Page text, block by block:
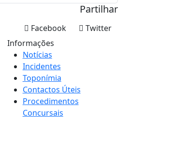
Partilhar
Twitter
Facebook
Informações
Notícias
Incidentes
Toponímia
Contactos Úteis
Procedimentos
Concursais